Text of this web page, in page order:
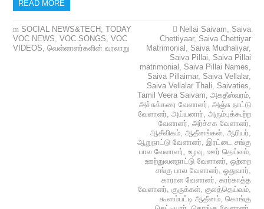
READ MORE
SOCIAL NEWS&TECH ,TODAY
VOC NEWS,VOC SONGS,VOC
VIDEOS,வெள்ளாளர்களின் வரலாறு
Nellai Saivam, Saiva
Chettiyaar, Saiva Chettiyar
Matrimonial , Saiva Mudhaliyar,
Saiva Pillai, Saiva Pillai
matrimonial , Saiva Pillai Names,
Saiva Pillaimar, Saiva Vellalar,
Saiva Vellalar Thali, Saivaties,
Tamil Veera Saivam, அகதீஸ்வரம்,
அச்சுக்கரை வேளாளர், அஞ்சு நாட்டு
வேளாளர், அய்யனார், அரும்புக்கூற்ற
வேளாளர், அர்ச்சக வேளாளர்,
ஆசீவிகம், ஆதீனங்கள், ஆரியர்,
ஆறுநாட்டு வேளாளர், இரட்டை சங்கு
பால வேளாளர், உழவு, ஊர் தெய்வம்,
ஊற்றுவளநாட்டு வேளாளர், ஒற்றை
சங்கு பால வேளாளர், ஓதுவார்,
காராள வேளாளர், கார்காத்த
வேளாளர், குருக்கள், குலத்தெய்வம்,
கூனம்பட்டி ஆதீனம், கொங்கு